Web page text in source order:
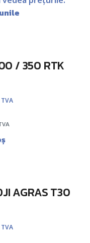
/ 350 RTK
AGRAS T30